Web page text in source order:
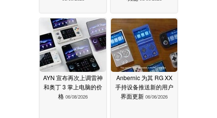
AYN 宣布再次上调雷神
和奥丁 3 掌上电脑的价
格 06/08/2026
Anbernic 为其 RG XX
手持设备推送新的用户
界面更新 06/06/2026